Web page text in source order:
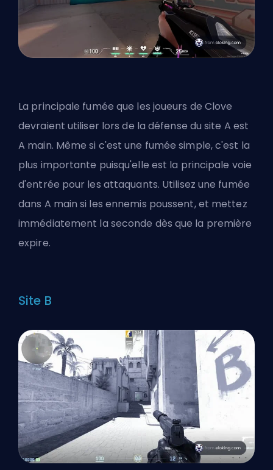
La principale fumée que les joueurs de Clove
devraient utiliser lors de la défense du site A est
A main. Même si c'est une fumée simple, c'est la
plus importante puisqu'elle est la principale voie
d'entrée pour les attaquants. Utilisez une fumée
dans A main si les ennemis poussent, et mettez
immédiatement la seconde dès que la première
expire.
Site B